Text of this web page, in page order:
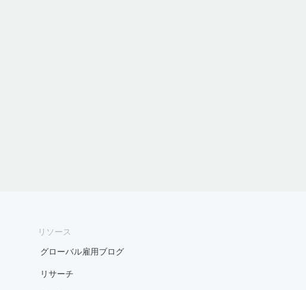
リソース
グローバル雇用ブログ
リサーチ